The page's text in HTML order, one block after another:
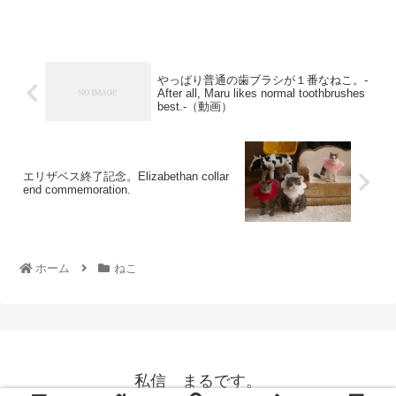
やっぱり普通の歯ブラシが１番なねこ。-
After all, Maru likes normal toothbrushes
best.-（動画）
エリザベス終了記念。Elizabethan collar
end commemoration.
ホーム ねこ
私信 まるです。